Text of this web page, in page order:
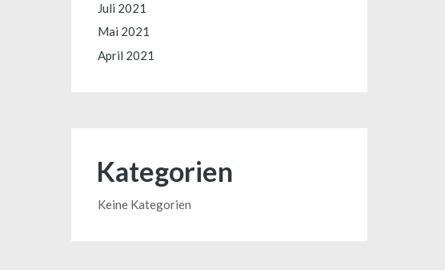
Juli 2021
Mai 2021
April 2021
Kategorien
Keine Kategorien